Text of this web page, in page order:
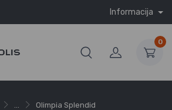
Informacija
0
... Olimpia Splendid